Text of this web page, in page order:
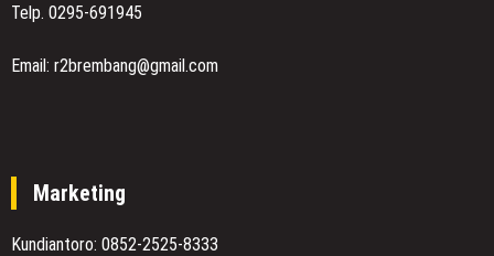
Telp. 0295-691945
Email: r2brembang@gmail.com
Marketing
Kundiantoro: 0852-2525-8333